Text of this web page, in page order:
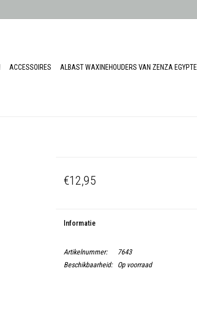
ACCESSOIRES ALBAST WAXINEHOUDERS VAN ZENZA EGYPTE
€12,95
Informatie
Artikelnummer:
7643
Beschikbaarheid:
Op voorraad